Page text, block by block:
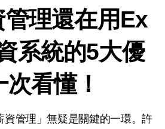
理還在用Ex
系統的5大優
看懂！
資管理」無疑是關鍵的一環。許